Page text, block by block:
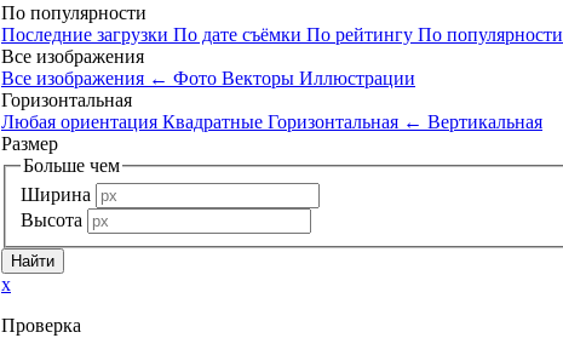
По популярности
Последние загрузки По дате съёмки По рейтингу По популярности
Все изображения
Все изображения ← Фото Векторы Иллюстрации
Горизонтальная
Любая ориентация Квадратные Горизонтальная ← Вертикальная
Размер
Больше чем
Ширина
Высота
x
Проверка